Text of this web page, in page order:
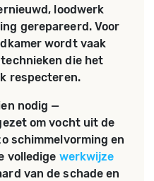
loodwerk
gerepareerd. Voor
wordt vaak
die het
respecteren.
nodig —
om vocht uit de
schimmelvorming en
volledige werkwijze
van de schade en